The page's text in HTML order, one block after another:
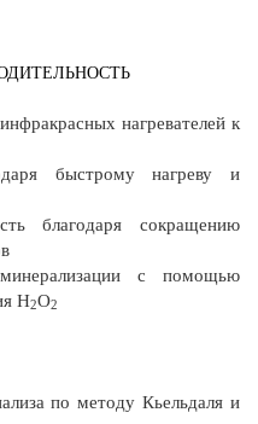
нагревателей к
быстрому нагреву и
благодаря сокращению
с помощью
H2O2
по методу Кьельдаля и